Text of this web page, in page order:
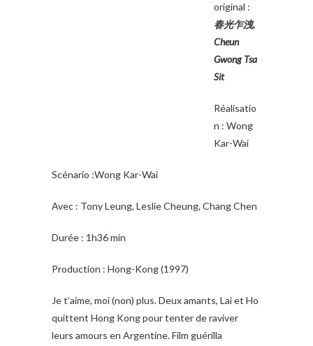
original :
春光乍洩,
Cheun
Gwong Tsa
Sit
Réalisatio
n : Wong
Kar-Wai
Scénario :Wong Kar-Wai
Avec : Tony Leung, Leslie Cheung, Chang Chen
Durée : 1h36 min
Production : Hong-Kong (1997)
Je t’aime, moi (non) plus. Deux amants, Lai et Ho
quittent Hong Kong pour tenter de raviver
leurs amours en Argentine. Film guérilla